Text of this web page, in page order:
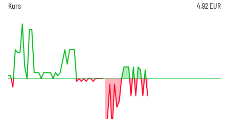
Kurs 4,92 EUR